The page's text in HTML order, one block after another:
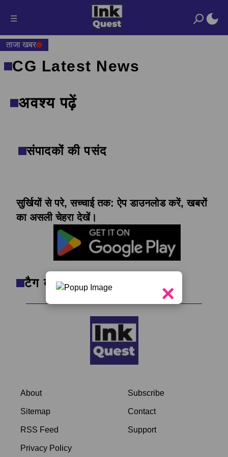
☰
ताजा खबर
×
CG Latest News
अवश्य पढ़ें
संपादकों की पसंद
सुर्खियों से परे, सच्चाई तक: ऐप डाउनलोड करें, खबरों
का असली चेहरा देखें।
टैग क्लाउड
About
Sitemap
RSS Feed
Privacy Policy
Subscribe
Contact
Support